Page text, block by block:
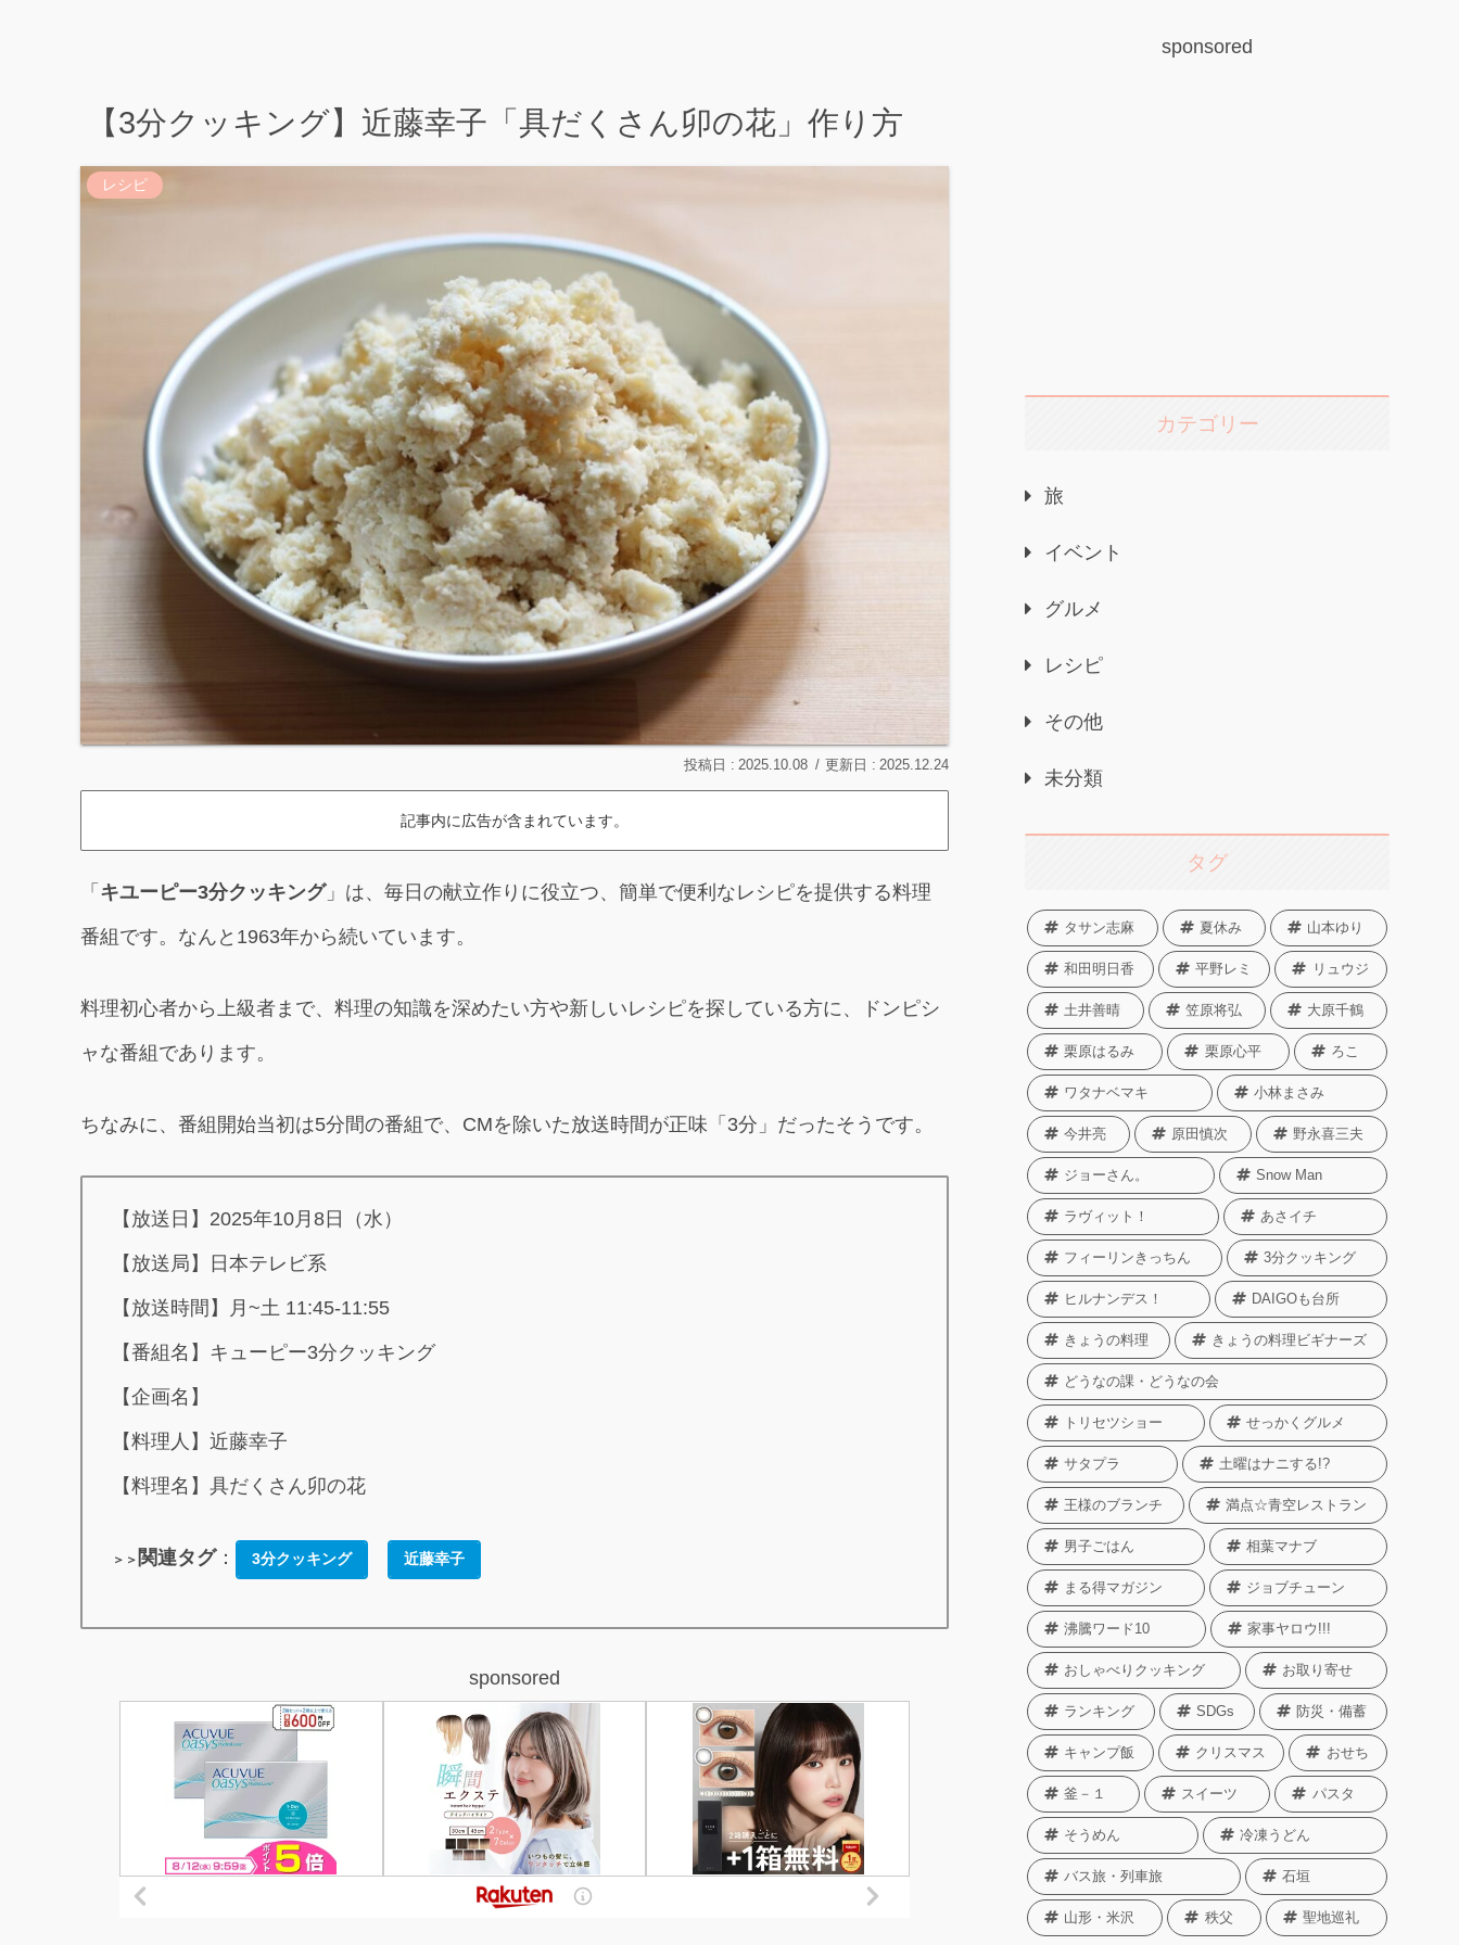
【3分クッキング】近藤幸子「具だくさん卯の花」作り方
レシピ
2025.10.08 2025.12.24
記事内に広告が含まれています。
「 キユーピー3分クッキング」は、毎日の献立作りに役立つ、簡単で便利なレシピを提供する料理
番組です。なんと1963年から続いています。
料理初心者から上級者まで、料理の知識を深めたい方や新しいレシピを探している方に、ドンピシ
ャな番組であります。
ちなみに、番組開始当初は5分間の番組で、CMを除いた放送時間が正味「3分」だったそうです。
【放送日】2025年10月8日（水）
【放送局】日本テレビ系
【放送時間】月~土 11:45-11:55
【番組名】キューピー3分クッキング
【企画名】
【料理人】近藤幸子
【料理名】具だくさん卯の花
＞＞ 関連タグ： 3分クッキング 近藤幸子
sponsored
sponsored
カテゴリー
旅
イベント
グルメ
レシピ
その他
未分類
タグ
タサン志麻 夏休み 山本ゆり
和田明日香 平野レミ リュウジ
土井善晴 笠原将弘 大原千鶴
栗原はるみ 栗原心平 ろこ
ワタナベマキ 小林まさみ
今井亮 原田慎次 野永喜三夫
ジョーさん。 Snow Man
ラヴィット！ あさイチ
フィーリンきっちん 3分クッキング
ヒルナンデス！ DAIGOも台所
きょうの料理 きょうの料理ビギナーズ
どうなの課・どうなの会
トリセツショー せっかくグルメ
サタプラ 土曜はナニする!?
王様のブランチ 満点☆青空レストラン
男子ごはん 相葉マナブ
まる得マガジン ジョブチューン
沸騰ワード10 家事ヤロウ!!!
おしゃべりクッキング お取り寄せ
ランキング SDGs 防災・備蓄
キャンプ飯 クリスマス おせち
釜－１ スイーツ パスタ
そうめん 冷凍うどん
バス旅・列車旅 石垣
山形・米沢 秩父 聖地巡礼